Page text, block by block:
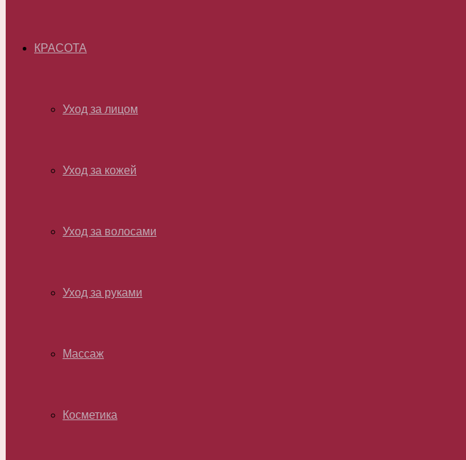
КРАСОТА
Уход за лицом
Уход за кожей
Уход за волосами
Уход за руками
Массаж
Косметика